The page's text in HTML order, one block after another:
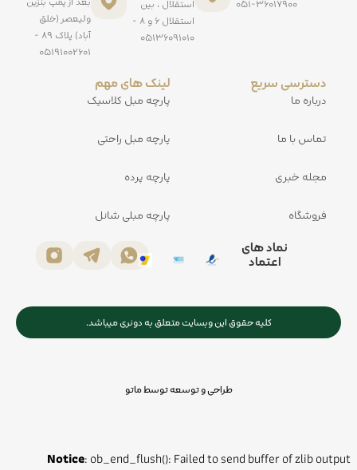
051-36017900
استقلال ، بین
استقلال ۶ و ۸ -
۰۵۱۳۶۰۹۱۰۱۰
ولیعصر (خلق
آباد) پلاک ۸۹ -
۰۵۱۹۱۰۰۲۶۰۱
دسترسی سریع
درباره ما
تماس با ما
مجله خبری
فروشگاه
لینک های مهم
پارچه مبل کلاسیک
پارچه مبل راحتی
پارچه پرده
پارچه مبلی شانل
نماد های
اعتماد
کلیه حقوق این وبسایت متعلق به دونری میباشد.
طراحی و توسعه توسط ماتو
Notice: ob_end_flush(): Failed to send buffer of zlib output